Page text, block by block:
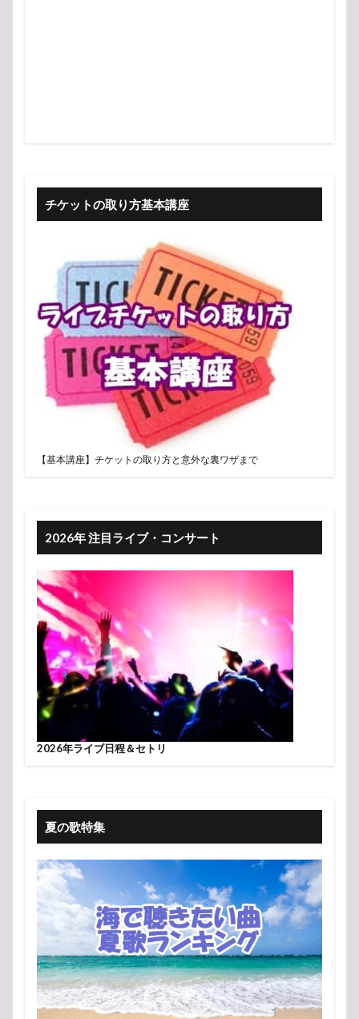
チケットの取り方基本講座
【基本講座】チケットの取り方と意外な裏ワザまで
2026年 注目ライブ・コンサート
2026年ライブ日程＆セトリ
夏の歌特集